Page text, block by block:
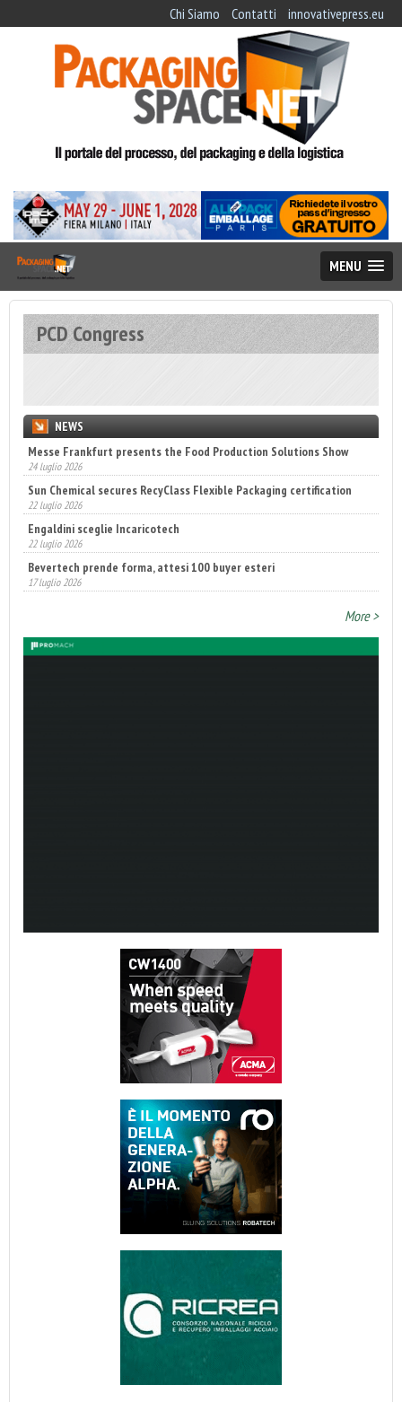
Chi Siamo Contatti innovativepress.eu
MENU
PCD Congress
NEWS
Messe Frankfurt presents the Food Production Solutions Show
24 luglio 2026
Sun Chemical secures RecyClass Flexible Packaging certification
22 luglio 2026
Engaldini sceglie Incaricotech
22 luglio 2026
Bevertech prende forma, attesi 100 buyer esteri
17 luglio 2026
More >